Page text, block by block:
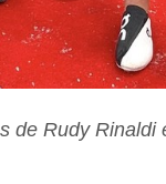
de Rudy Rinaldi